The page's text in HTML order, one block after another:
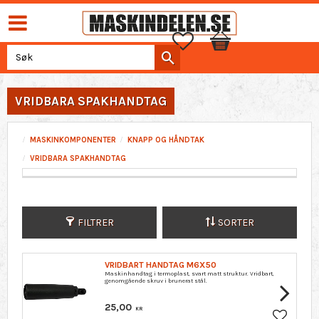
Favoritter
Handlekurv
VRIDBARA SPAKHANDTAG
MASKINKOMPONENTER
KNAPP OG HÅNDTAK
VRIDBARA SPAKHANDTAG
FILTRER SORTER
VRIDBART HANDTAG M6X50
Maskinhandtag i termoplast, svart matt struktur. Vridbart,
genomgående skruv i brunerat stål.
25,00 KR